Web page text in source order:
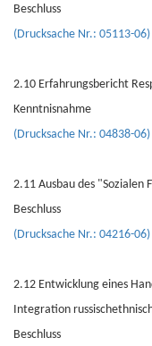
Beschluss
(Drucksache Nr.: 05113-06)
2.10 Erfahrungsbericht
Kenntnisnahme
(Drucksache Nr.: 04838-06)
2.11 Ausbau des "Sozialen
Beschluss
(Drucksache Nr.: 04216-06)
2.12 Entwicklung eines
Integration
Beschluss